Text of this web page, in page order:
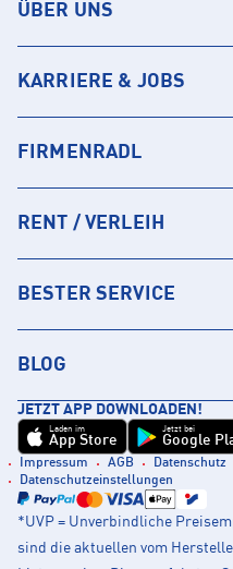
ÜBER UNS
KARRIERE & JOBS
FIRMENRADL
RENT / VERLEIH
BESTER SERVICE
BLOG
JETZT APP DOWNLOADEN!
Laden im
App Store
Jetzt bei
Google
Impressum AGB Datenschutz
Datenschutzeinstellungen
*UVP = Unverbindliche
sind die aktuellen vom